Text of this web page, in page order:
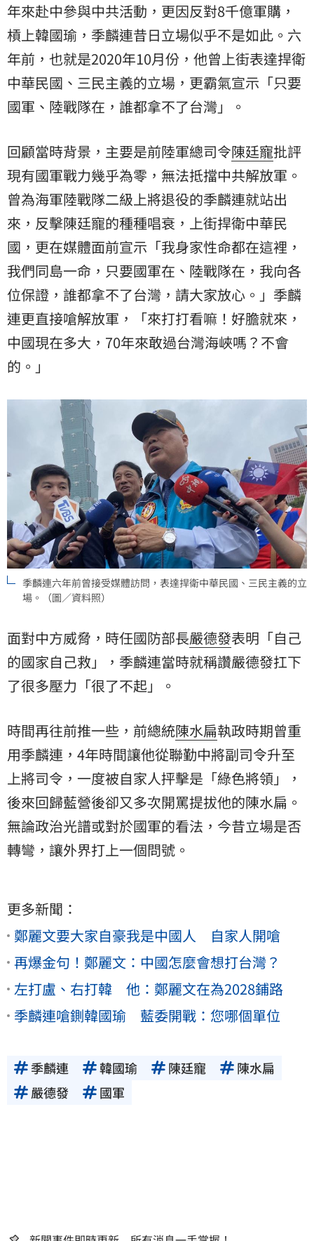
年來赴中參與中共活動，更因反對8千億軍購，
槓上韓國瑜，季麟連昔日立場似乎不是如此。六
年前，也就是2020年10月份，他曾上街表達捍衛
中華民國、三民主義的立場，更霸氣宣示「只要
國軍 、陸戰隊在，誰都拿不了台灣」。
回顧當時背景，主要是前陸軍總司令陳廷寵批評
現有國軍戰力幾乎為零，無法抵擋中共解放軍。
曾為海軍陸戰隊二級上將退役的季麟連就站出
來，反擊陳廷寵的種種唱衰，上街捍衛中華民
國，更在媒體面前宣示「我身家性命都在這裡，
我們同島一命，只要國軍在、陸戰隊在，我向各
位保證，誰都拿不了台灣，請大家放心。」季麟
連更直接嗆解放軍，「來打打看嘛！好膽就來，
中國現在多大，70年來敢過台灣海峽嗎？不會
的。」
季麟連六年前曾接受媒體訪問，表達捍衛中華民國、三民主義的立
場。（圖／資料照）
面對中方威脅，時任國防部長嚴德發表明「自己
的國家自己救」，季麟連當時就稱讚嚴德發扛下
了很多壓力「很了不起」。
時間再往前推一些，前總統陳水扁執政時期曾重
用季麟連，4年時間讓他從聯勤中將副司令升至
上將司令，一度被自家人抨擊是「綠色將領」，
後來回歸藍營後卻又多次開罵提拔他的陳水扁。
無論政治光譜或對於國軍的看法，今昔立場是否
轉彎，讓外界打上一個問號。
更多新聞：
鄭麗文要大家自豪我是中國人 自家人開嗆
再爆金句！鄭麗文：中國怎麼會想打台灣？
左打盧、右打韓 他：鄭麗文在為2028鋪路
季麟連嗆鍘韓國瑜 藍委開戰：您哪個單位
季麟連 韓國瑜 陳廷寵
陳水扁
嚴德發
國軍